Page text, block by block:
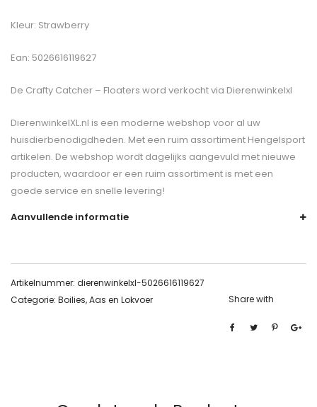
Kleur: Strawberry
Ean: 5026616119627
De Crafty Catcher – Floaters word verkocht via Dierenwinkelxl
DierenwinkelXL.nl is een moderne webshop voor al uw
huisdierbenodigdheden. Met een ruim assortiment Hengelsport
artikelen. De webshop wordt dagelijks aangevuld met nieuwe
producten, waardoor er een ruim assortiment is met een
goede service en snelle levering!
Aanvullende informatie
Artikelnummer: dierenwinkelxl-5026616119627
Categorie: Boilies, Aas en Lokvoer Share with